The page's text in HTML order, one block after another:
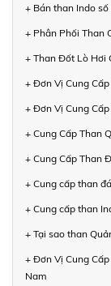
+ Bán than Indo
+ Phân Phối Than
+ Than Đốt Lò Hơi
+ Đơn Vị Cung
+ Đơn Vị Cung
+ Cung Cấp Than
+ Cung Cấp Than
+ Cung cấp than
+ Cung cấp than
+ Tại sao than
+ Đơn Vị Cung
Nam